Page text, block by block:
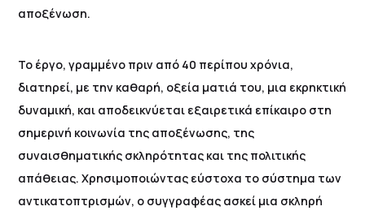
αποξένωση.
Το έργο, γραμμένο πριν από 40 περίπου χρόνια,
διατηρεί, με την καθαρή, οξεία ματιά του, μια εκρηκτική
δυναμική, και αποδεικνύεται εξαιρετικά επίκαιρο στη
σημερινή κοινωνία της αποξένωσης, της
συναισθηματικής σκληρότητας και της πολιτικής
απάθειας. Χρησιμοποιώντας εύστοχα το σύστημα των
αντικατοπτρισμών, ο συγγραφέας ασκεί μια σκληρή